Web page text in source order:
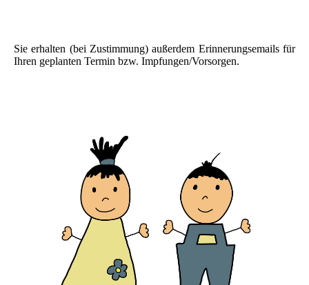
Sie erhalten (bei Zustimmung) außerdem Erinnerungsemails für
Ihren geplanten Termin bzw. Impfungen/Vorsorgen.